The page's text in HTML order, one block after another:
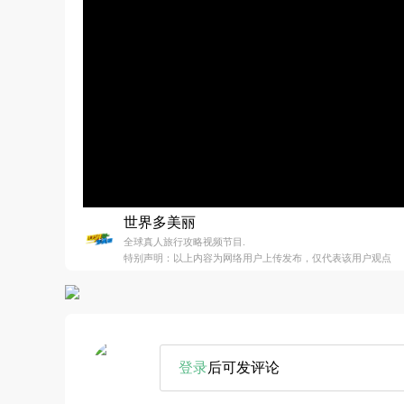
世界多美丽
全球真人旅行攻略视频节目.
特别声明：以上内容为网络用户上传发布，仅代表该用户观点
登录后可发评论